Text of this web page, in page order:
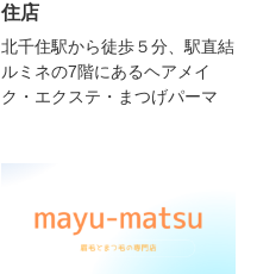
住店
北千住駅から徒歩５分、駅直結
ルミネの7階にあるヘアメイ
ク・エクステ・まつげパーマ